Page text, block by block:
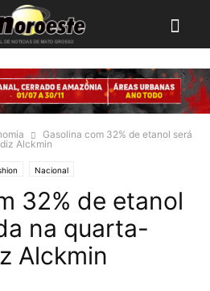
Gasolina com 32% de etanol será
Alckmin
Nacional
32% de etanol
na quarta-
Alckmin